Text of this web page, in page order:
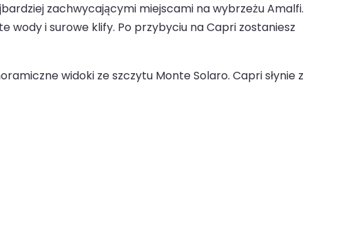
zachwycającymi miejscami na wybrzeżu Amalfi.
wody i surowe klify. Po przybyciu na Capri zostaniesz
widoki ze szczytu Monte Solaro. Capri słynie z